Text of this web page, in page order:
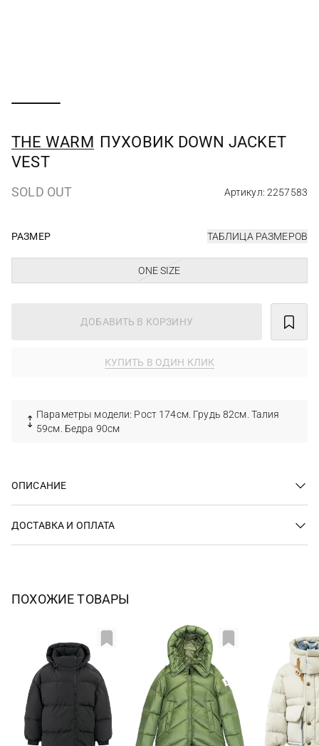
THE WARM ПУХОВИК DOWN JACKET
VEST
SOLD OUT Артикул: 2257583
РАЗМЕР ТАБЛИЦА РАЗМЕРОВ
ONE SIZE
ДОБАВИТЬ В КОРЗИНУ
КУПИТЬ В ОДИН КЛИК
Параметры модели: Рост 174см. Грудь 82см. Талия
59см. Бедра 90см
ОПИСАНИЕ
ДОСТАВКА И ОПЛАТА
ПОХОЖИЕ ТОВАРЫ